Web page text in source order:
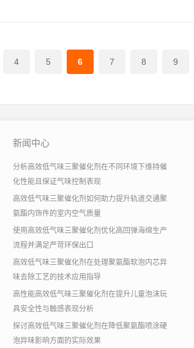
4 5 6 7 8 9
新闻中心
分析高效低气味三聚催化剂在不同环境下维持催
化性能且保证气味控制表现
高效低气味三聚催化剂如何助力提升轨道交通聚
氨酯内饰件的室内空气质量
使用高效低气味三聚催化剂优化高回弹海绵生产
流程并满足严苛环保出口
高效低气味三聚催化剂在处理聚氨酯软泡内芯异
味去除工艺的技术应用指导
高性能高效低气味三聚催化剂在提升儿童泡沫玩
具安全性与触感表现分析
探讨高效低气味三聚催化剂在降低聚氨酯喷涂硬
泡异味影响方面的实际效果